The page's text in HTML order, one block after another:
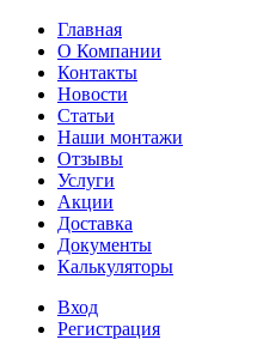
Главная
О Компании
Контакты
Новости
Статьи
Наши монтажи
Отзывы
Услуги
Акции
Доставка
Документы
Калькуляторы
Вход
Регистрация